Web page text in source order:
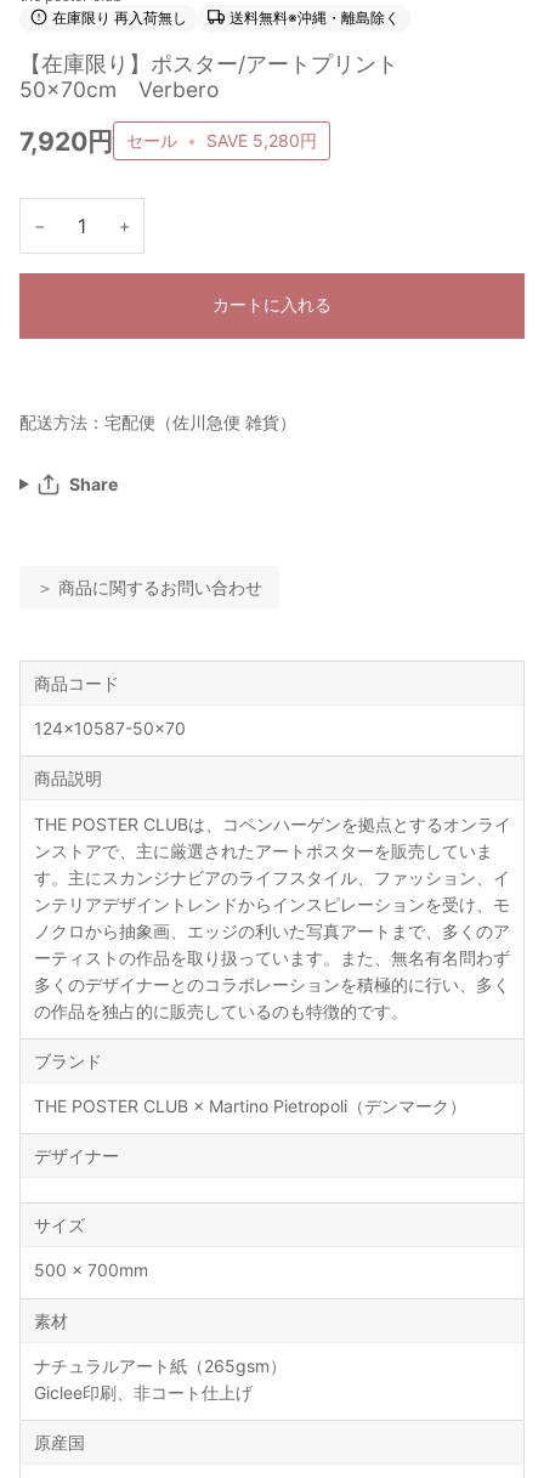
在庫限り 再入荷無し
送料無料※沖縄・離島除く
【在庫限り】ポスター/アートプリント
50×70cm Verbero
7,920円 セール • SAVE 5,280円
− +
カートに入れる
配送方法：宅配便（佐川急便 雑貨）
Share
＞ 商品に関するお問い合わせ
商品コード
124x10587-50x70
商品説明
THE POSTER CLUBは、コペンハーゲンを拠点とするオンライ
ンストアで、主に厳選されたアートポスターを販売していま
す。主にスカンジナビアのライフスタイル、ファッション、イ
ンテリアデザイントレンドからインスピレーションを受け、モ
ノクロから抽象画、エッジの利いた写真アートまで、多くのア
ーティストの作品を取り扱っています。また、無名有名問わず
多くのデザイナーとのコラボレーションを積極的に行い、多く
の作品を独占的に販売しているのも特徴的です。
ブランド
THE POSTER CLUB × Martino Pietropoli（デンマーク）
デザイナー
サイズ
500 × 700mm
素材
ナチュラルアート紙（265gsm）
Giclee印刷、非コート仕上げ
原産国